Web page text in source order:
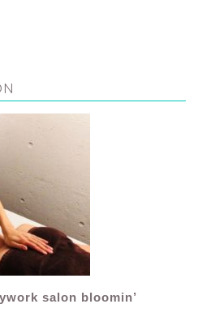
salon bloomin’